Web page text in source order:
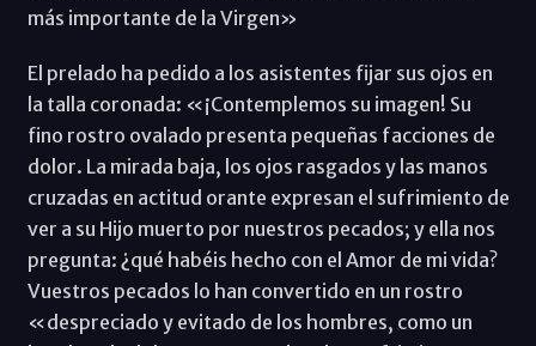
más importante de la Virgen»
El prelado ha pedido a los asistentes fijar sus ojos en
la talla coronada: «¡Contemplemos su imagen! Su
fino rostro ovalado presenta pequeñas facciones de
dolor. La mirada baja, los ojos rasgados y las manos
cruzadas en actitud orante expresan el sufrimiento de
ver a su Hijo muerto por nuestros pecados; y ella nos
pregunta: ¿qué habéis hecho con el Amor de mi vida?
Vuestros pecados lo han convertido en un rostro
«despreciado y evitado de los hombres, como un